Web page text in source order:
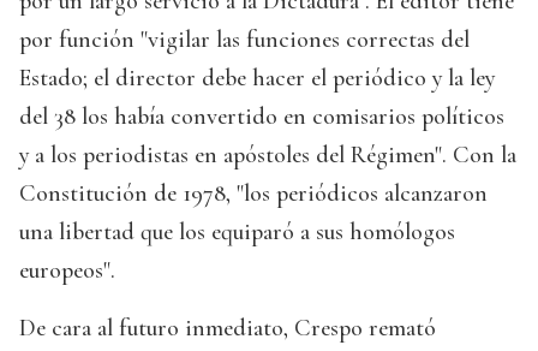
por función "vigilar las funciones correctas del
Estado; el director debe hacer el periódico y la ley
del 38 los había convertido en comisarios políticos
y a los periodistas en apóstoles del Régimen". Con la
Constitución de 1978, "los periódicos alcanzaron
una libertad que los equiparó a sus homólogos
europeos".
De cara al futuro inmediato, Crespo remató